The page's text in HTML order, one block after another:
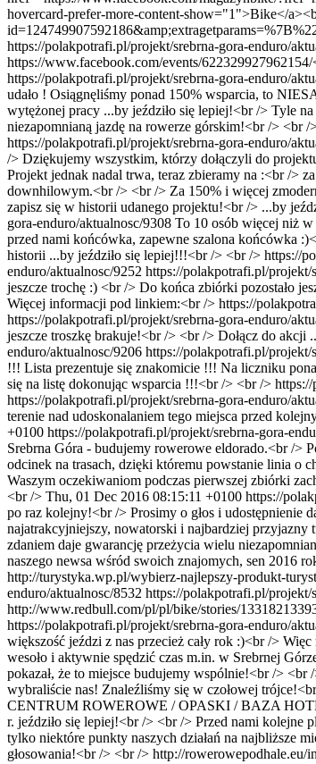
hovercard-prefer-more-content-show="1">Bike</
https://polakpotrafi.pl/projekt/srebrna-gora-enduro/
https://www.facebook.com/events/
https://polakpotrafi.pl/projekt/srebrna-gora-enduro/
udało ! Osiągnęliśmy ponad 150% wsparcia, to
wytężonej pracy ...by jeździło się lepiej!<br /> Tyle
niezapomnianą jazdę na rowerze górskim!<br />
https://polakpotrafi.pl/projekt/srebrna-gora-enduro/
/> Dziękujemy wszystkim, którzy dołączyli do
Projekt jednak nadal trwa, teraz zbieramy na :<br />
downhilowym.<br /> <br /> Za 150% i więcej
zapisz się w historii udanego projektu!<br /> ...by
gora-enduro/aktualnosc/9308 To 10 osób więcej niż
przed nami końcówka, zapewne szalona końcówka
historii ...by jeździło się lepiej!!!<br /> <br /> https://
enduro/aktualnosc/9252 https://polakpotrafi.pl/projekt/
jeszcze trochę :) <br /> Do końca zbiórki pozostało
Więcej informacji pod linkiem:<br /> https://
https://polakpotrafi.pl/projekt/srebrna-gora-enduro/
jeszcze troszkę brakuje!<br /> <br /> Dołącz do
enduro/aktualnosc/9206 https://polakpotrafi.pl/projekt/
!!! Lista prezentuje się znakomicie !!! Na liczniku
się na listę dokonując wsparcia !!!<br /> <br />
https://polakpotrafi.pl/projekt/srebrna-gora-enduro/
terenie nad udoskonalaniem tego miejsca przed
+0100 https://polakpotrafi.pl/projekt/srebrna-gora-
Srebrna Góra - budujemy rowerowe eldorado.<br />
odcinek na trasach, dzięki któremu powstanie linia o
Waszym oczekiwaniom podczas pierwszej zbiórki
<br /> Thu, 01 Dec 2016 08:15:11 +0100 https://
po raz kolejny!<br /> Prosimy o głos i udostępnienie
najatrakcyjniejszy, nowatorski i najbardziej przyjazny
zdaniem daje gwarancję przeżycia wielu
naszego newsa wśród swoich znajomych, sen
http://turystyka.wp.pl/wybierz-najlepszy-produkt-
enduro/aktualnosc/8532 https://polakpotrafi.pl/projekt/
http://www.redbull.com/pl/pl/bike/stories/
https://polakpotrafi.pl/projekt/srebrna-gora-enduro/
większość jeździ z nas przecież cały rok :)<br />
wesoło i aktywnie spędzić czas m.in. w Srebrnej
pokazał, że to miejsce budujemy wspólnie!<br />
wybraliście nas! Znaleźliśmy się w czołowej
CENTRUM ROWEROWE / OPASKI / BAZA
r. jeździło się lepiej!<br /> <br /> Przed nami
tylko niektóre punkty naszych działań na najbliższe
głosowania!<br /> <br /> http://